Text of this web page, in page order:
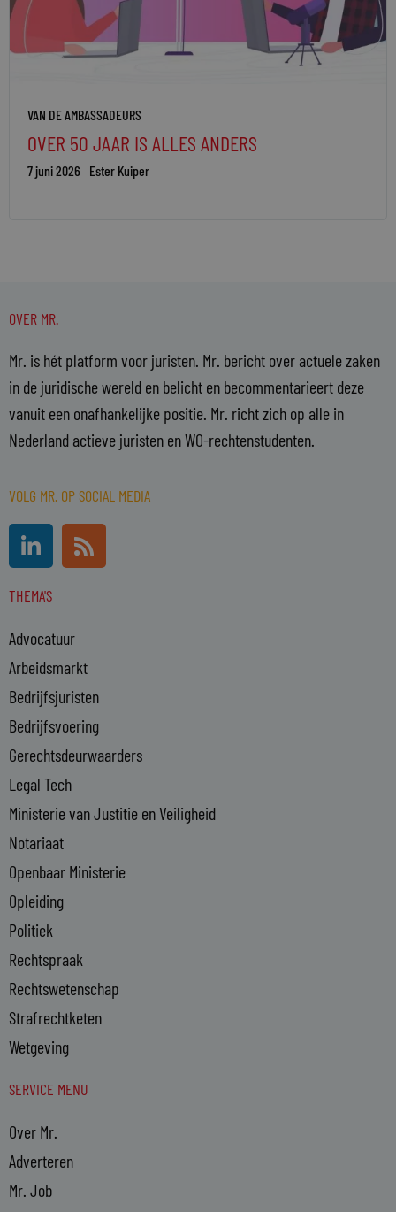
VAN DE AMBASSADEURS
OVER 50 JAAR IS ALLES ANDERS
7 juni 2026 Ester Kuiper
OVER MR.
Mr. is hét platform voor juristen. Mr. bericht over actuele zaken
in de juridische wereld en belicht en becommentarieert deze
vanuit een onafhankelijke positie. Mr. richt zich op alle in
Nederland actieve juristen en WO-rechtenstudenten.
VOLG MR. OP SOCIAL MEDIA
L
i
n
k
d
i
n
-
i
n
R
s
s
THEMA'S
Advocatuur
Arbeidsmarkt
Bedrijfsjuristen
Bedrijfsvoering
Gerechtsdeurwaarders
Legal Tech
Ministerie van Justitie en Veiligheid
Notariaat
Openbaar Ministerie
Opleiding
Politiek
Rechtspraak
Rechtswetenschap
Strafrechtketen
Wetgeving
SERVICE MENU
Over Mr.
Adverteren
Mr. Job